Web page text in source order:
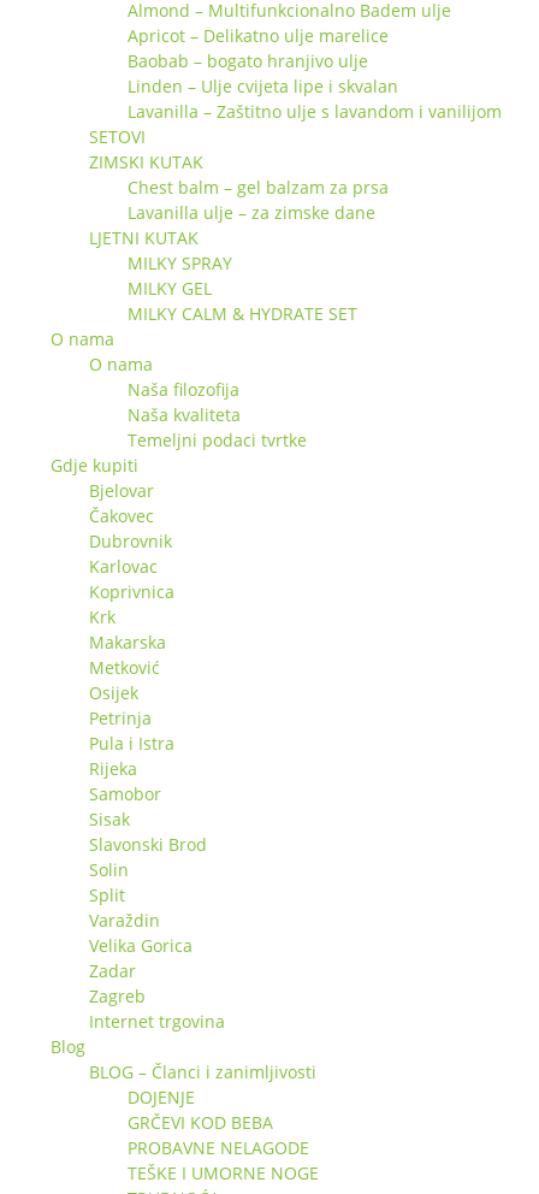
Almond – Multifunkcionalno Badem ulje
Apricot – Delikatno ulje marelice
Baobab – bogato hranjivo ulje
Linden – Ulje cvijeta lipe i skvalan
Lavanilla – Zaštitno ulje s lavandom i vanilijom
SETOVI
ZIMSKI KUTAK
Chest balm – gel balzam za prsa
Lavanilla ulje – za zimske dane
LJETNI KUTAK
MILKY SPRAY
MILKY GEL
MILKY CALM & HYDRATE SET
O nama
O nama
Naša filozofija
Naša kvaliteta
Temeljni podaci tvrtke
Gdje kupiti
Bjelovar
Čakovec
Dubrovnik
Karlovac
Koprivnica
Krk
Makarska
Metković
Osijek
Petrinja
Pula i Istra
Rijeka
Samobor
Sisak
Slavonski Brod
Solin
Split
Varaždin
Velika Gorica
Zadar
Zagreb
Internet trgovina
Blog
BLOG – Članci i zanimljivosti
DOJENJE
GRČEVI KOD BEBA
PROBAVNE NELAGODE
TEŠKE I UMORNE NOGE